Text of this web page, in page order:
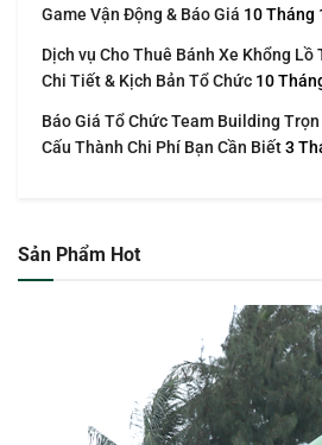
Game Vận Động & Báo Giá 10 Tháng
Dịch vụ Cho Thuê Bánh Xe Khổng
Chi Tiết & Kịch Bản Tổ Chức 10
Báo Giá Tổ Chức Team Building
Cấu Thành Chi Phí Bạn Cần Biết3
Sản Phẩm Hot